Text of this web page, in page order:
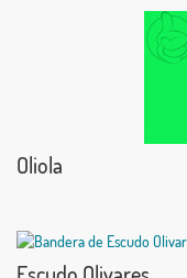
Oliola